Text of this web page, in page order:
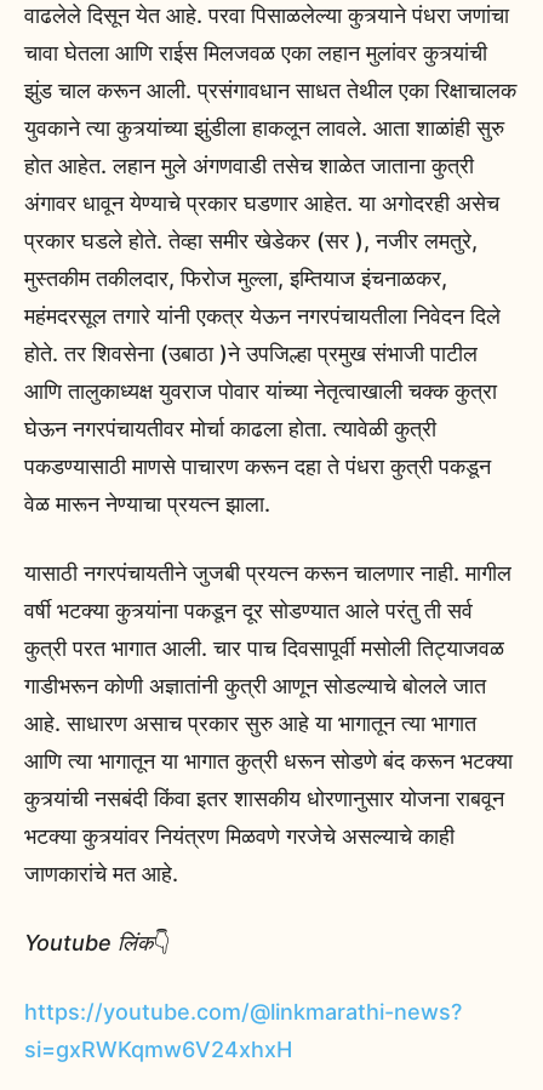
वाढलेले दिसून येत आहे. परवा पिसाळलेल्या कुत्र्याने पंधरा जणांचा
चावा घेतला आणि राईस मिलजवळ एका लहान मुलांवर कुत्र्यांची
झुंड चाल करून आली. प्रसंगावधान साधत तेथील एका रिक्षाचालक
युवकाने त्या कुत्र्यांच्या झुंडीला हाकलून लावले. आता शाळांही सुरु
होत आहेत. लहान मुले अंगणवाडी तसेच शाळेत जाताना कुत्री
अंगावर धावून येण्याचे प्रकार घडणार आहेत. या अगोदरही असेच
प्रकार घडले होते. तेव्हा समीर खेडेकर (सर ), नजीर लमतुरे,
मुस्तकीम तकीलदार, फिरोज मुल्ला, इम्तियाज इंचनाळकर,
महंमदरसूल तगारे यांनी एकत्र येऊन नगरपंचायतीला निवेदन दिले
होते. तर शिवसेना (उबाठा )ने उपजिल्हा प्रमुख संभाजी पाटील
आणि तालुकाध्यक्ष युवराज पोवार यांच्या नेतृत्वाखाली चक्क कुत्रा
घेऊन नगरपंचायतीवर मोर्चा काढला होता. त्यावेळी कुत्री
पकडण्यासाठी माणसे पाचारण करून दहा ते पंधरा कुत्री पकडून
वेळ मारून नेण्याचा प्रयत्न झाला.
यासाठी नगरपंचायतीने जुजबी प्रयत्न करून चालणार नाही. मागील
वर्षी भटक्या कुत्र्यांना पकडून दूर सोडण्यात आले परंतु ती सर्व
कुत्री परत भागात आली. चार पाच दिवसापूर्वी मसोली तिट्याजवळ
गाडीभरून कोणी अज्ञातांनी कुत्री आणून सोडल्याचे बोलले जात
आहे. साधारण असाच प्रकार सुरु आहे या भागातून त्या भागात
आणि त्या भागातून या भागात कुत्री धरून सोडणे बंद करून भटक्या
कुत्र्यांची नसबंदी किंवा इतर शासकीय धोरणानुसार योजना राबवून
भटक्या कुत्र्यांवर नियंत्रण मिळवणे गरजेचे असल्याचे काही
जाणकारांचे मत आहे.
Youtube लिंक👇
https://youtube.com/@linkmarathi-news?
si=gxRWKqmw6V24xhxH